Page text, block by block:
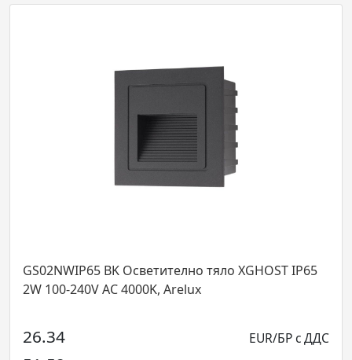
BK Осветително тяло XGHOST IP65
AC 4000K, Arelux
EUR/БР с ДДС
FO12NW30
219.85